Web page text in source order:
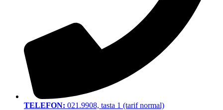
TELEFON: 021.9908, tasta 1 (tarif normal)